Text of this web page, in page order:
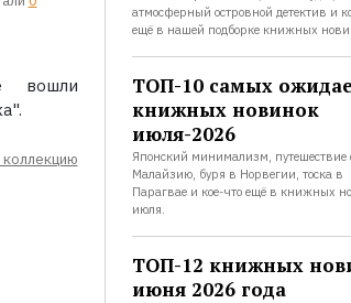
вошли
коллекцию
атмосферный островной детектив и
ещё в нашей подборке книжных
ТОП-10 самых
книжных новинок
июля-2026
Японский минимализм, путешествие
Малайзию, буря в Норвегии, тоска в
Парагвае и кое-что ещё в книжных
июля.
ТОП-12 книжных
июня 2026 года